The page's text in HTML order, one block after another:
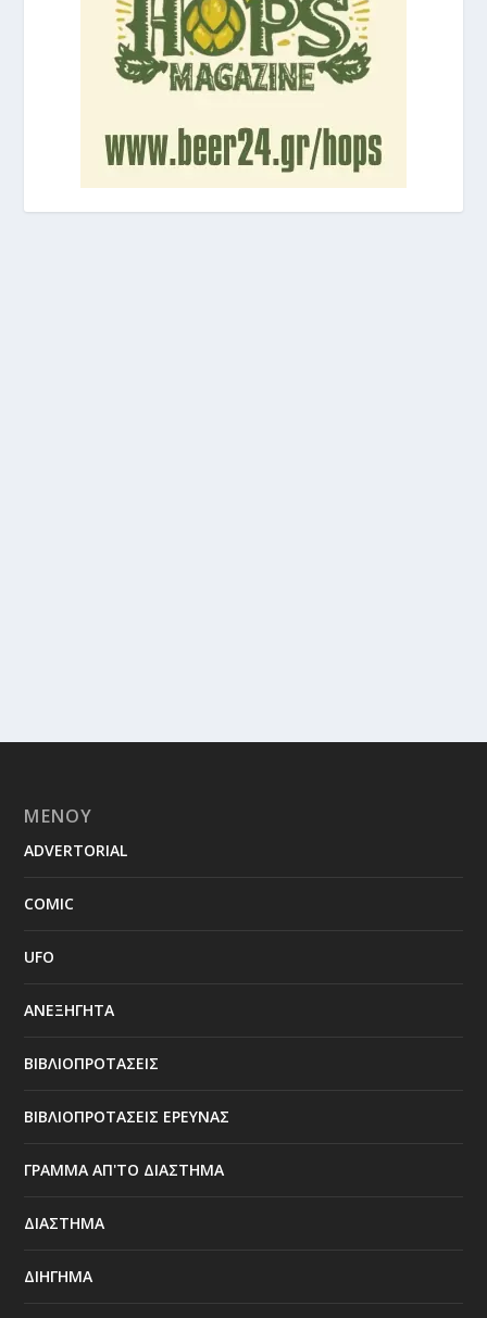
ΜΕΝΟΥ
ADVERTORIAL
COMIC
UFO
ΑΝΕΞΗΓΗΤΑ
ΒΙΒΛΙΟΠΡΟΤΑΣΕΙΣ
ΒΙΒΛΙΟΠΡΟΤΑΣΕΙΣ ΕΡΕΥΝΑΣ
ΓΡΑΜΜΑ ΑΠ'ΤΟ ΔΙΑΣΤΗΜΑ
ΔΙΑΣΤΗΜΑ
ΔΙΗΓΗΜΑ